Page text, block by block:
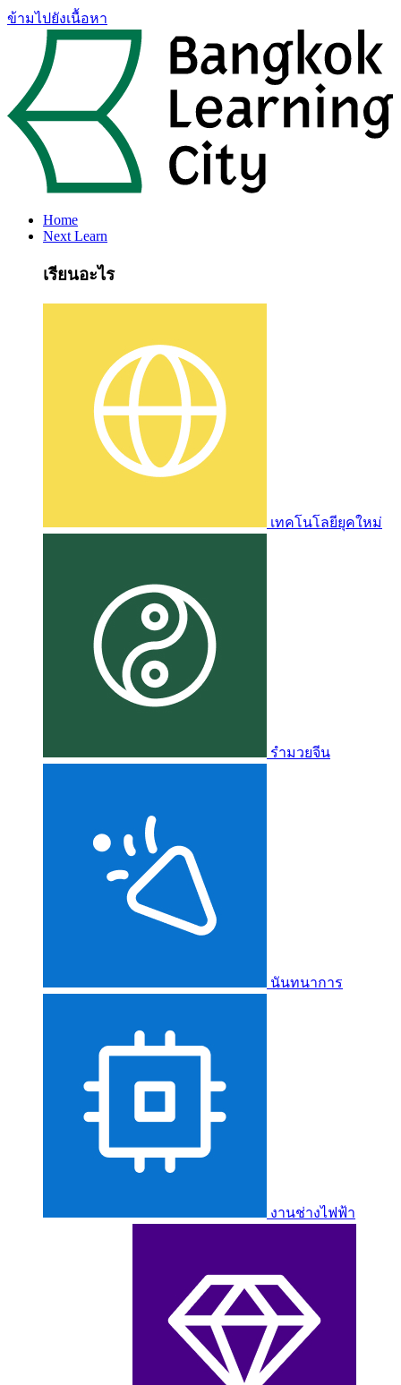
ข้ามไปยังเนื้อหา
Home
Next Learn
เรียนอะไร
เทคโนโลยียุคใหม่
รำมวยจีน
นันทนาการ
งานช่างไฟฟ้า